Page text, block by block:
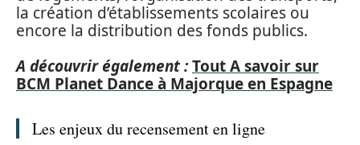
la création d’établissements scolaires ou
encore la distribution des fonds publics.
A découvrir également :Tout A savoir sur
BCM Planet Dance à Majorque en Espagne
Les enjeux du recensement en ligne